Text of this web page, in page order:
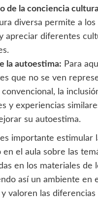
de la conciencia
diversa permite a los
apreciar diferentes
la autoestima: Para
que no se ven
convencional, la
y experiencias
su autoestima.
importante estimular
en el aula sobre las
en los materiales de
así un ambiente en
valoren las diferencias